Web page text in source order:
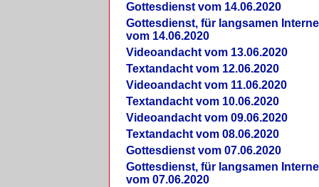
Gottesdienst vom 14.06.2020
Gottesdienst, für langsamen
vom 14.06.2020
Videoandacht vom 13.06.2020
Textandacht vom 12.06.2020
Videoandacht vom 11.06.2020
Textandacht vom 10.06.2020
Videoandacht vom 09.06.2020
Textandacht vom 08.06.2020
Gottesdienst vom 07.06.2020
Gottesdienst, für langsamen
vom 07.06.2020